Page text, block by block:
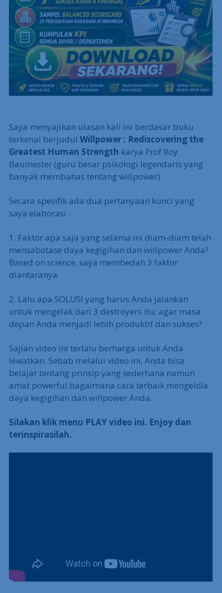
Saya menyajikan ulasan kali ini berdasar buku
terkenal berjudul Willpower : Rediscovering the
Greatest Human Strength karya Prof Roy
Baumester (guru besar psikologi legendaris yang
banyak membahas tentang willpower).
Secara spesifik ada dua pertanyaan kunci yang
saya elaborasi :
1. Faktor apa saja yang selama ini diam-diam telah
mensabotase daya kegigihan dan willpower Anda?
Based on science, saya membedah 3 faktor
diantaranya.
2. Lalu apa SOLUSI yang harus Anda jalankan
untuk mengelak dari 3 destroyers itu; agar masa
depan Anda menjadi lebih produktif dan sukses?
Sajian video ini terlalu berharga untuk Anda
lewatkan. Sebab melalui video ini, Anda bisa
belajar tentang prinsip yang sederhana namun
amat powerful bagaimana cara terbaik mengelola
daya kegigihan dan willpower Anda.
Silakan klik menu PLAY video ini. Enjoy dan
terinspirasilah.